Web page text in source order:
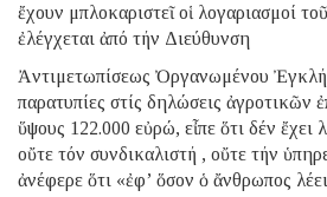
ἔχουν μπλοκαριστεῖ οἱ λογαριασμοί
ἐλέγχεται ἀπό τήν Διεύθυνση
Ἀντιμετωπίσεως Ὀργανωμένου
παρατυπίες στίς δηλώσεις ἀγροτικῶν
ὕψους 122.000 εὐρώ, εἶπε ὅτι δέν ἔχει
οὔτε τόν συνδικαλιστή , οὔτε τήν
ἀνέφερε ὅτι «ἐφ’ ὅσον ὁ ἄνθρωπος